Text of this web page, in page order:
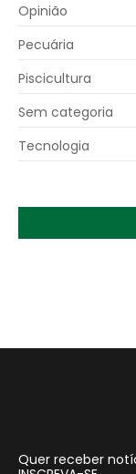
Opinião
Pecuária
Piscicultura
Sem categoria
Tecnologia
Quer receber